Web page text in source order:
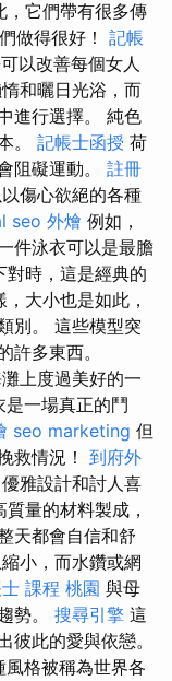
，它們帶有很多傳
做得很好！ 記帳
以改善每個女人
和曬日光浴，而
進行選擇。 純色
。 記帳士函授 荷
阻礙運動。 註冊
傷心欲絕的各種
seo 外燴 例如，
件泳衣可以是最膽
對時，這是經典的
大小也是如此，
別。 這些模型突
許多東西。
上度過美好的一
一場真正的鬥
seo marketing 但
救情況！ 到府外
雅設計和討人喜
質量的材料製成，
天都會自信和舒
小，而水鑽或網
課程 桃園 與母
勢。 搜尋引擎 這
此的愛與依戀。
風格被稱為世界各